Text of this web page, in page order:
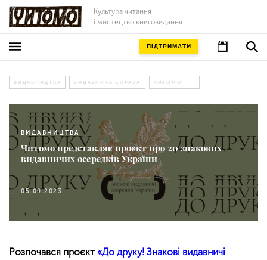
Культура читання
і мистецтво книговидання
ПІДТРИМАТИ
ВИДАВНИЦТВА ВИДАВНИЧА СПРАВА ЧИТОМО
ВИДАВНИЦТВА
Читомо представляє проєкт про 20 знакових
видавничих осередків України
05.09.2023
Розпочався проєкт «До друку! Знакові видавничі